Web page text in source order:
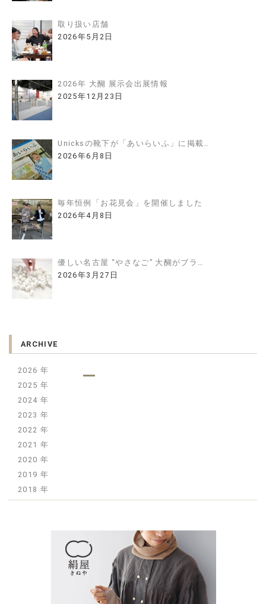
取り扱い店舗
2026年5月2日
2026年 大醐 展示会出展情報
2025年12月23日
Unicksの靴下が「あいらいふ」に掲載…
2026年6月8日
毎年恒例「お花見会」を開催しました
2026年4月8日
優しい名古屋 “やさなご” 大醐がブラ…
2026年3月27日
ARCHIVE
2026
2025
2024
2023
2022
2021
2020
2019
2018